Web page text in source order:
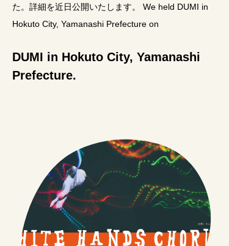
た。詳細を近日公開いたします。 We held DUMI in
Hokuto City, Yamanashi Prefecture on
DUMI in Hokuto City, Yamanashi
Prefecture.